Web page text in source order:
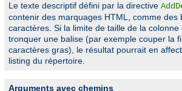
Le texte descriptif défini par la directive
contenir des marquages HTML, comme des
caractères. Si la limite de taille de la colonne
tronquer une balise (par exemple couper la
caractères gras), le résultat pourrait en
listing du répertoire.
Arguments avec chemins